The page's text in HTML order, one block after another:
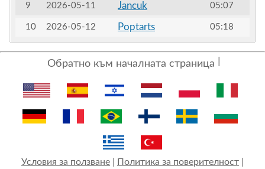
9 2026-05-11 Jancuk 05:07
10 2026-05-12 Poptarts 05:18
Обратно към началната страница
Условия за ползване Политика за поверителност